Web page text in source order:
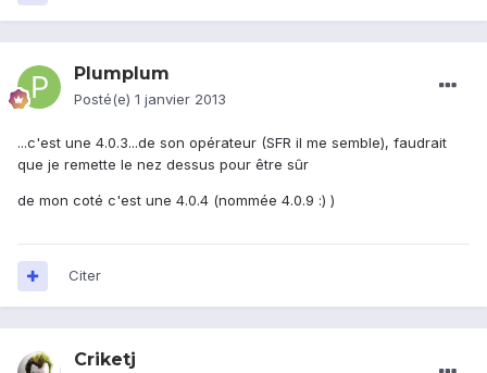
Plumplum
Posté(e) 1 janvier 2013
...c'est une 4.0.3...de son opérateur (SFR il me semble), faudrait
que je remette le nez dessus pour être sûr
de mon coté c'est une 4.0.4 (nommée 4.0.9 :) )
Citer
Criketj